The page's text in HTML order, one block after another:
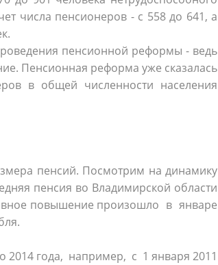
числа пенсионеров - с 558 до 641, а
пенсионной реформы - ведь
Пенсионная реформа уже сказалась
в общей численности населения
пенсий. Посмотрим на динамику
пенсия во Владимирской области
повышение произошло в январе
2014 года, например, с 1 января 2011